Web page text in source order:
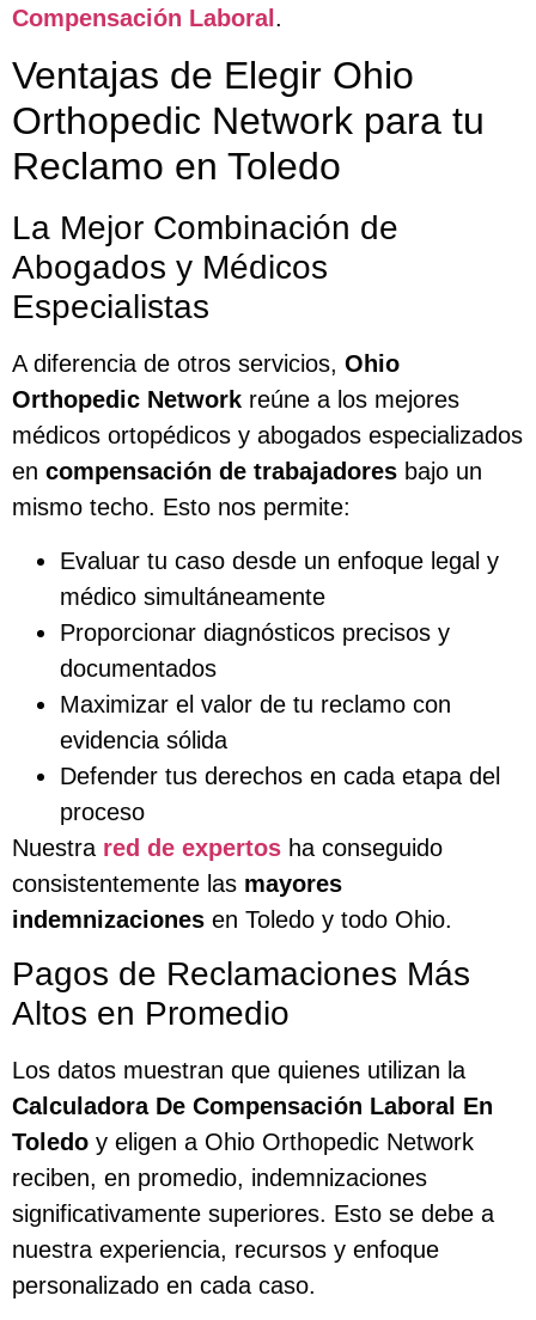
Compensación Laboral .
Ventajas de Elegir Ohio
Orthopedic Network para tu
Reclamo en Toledo
La Mejor Combinación de
Abogados y Médicos
Especialistas
A diferencia de otros servicios, Ohio
Orthopedic Network reúne a los mejores
médicos ortopédicos y abogados especializados
en compensación de trabajadores bajo un
mismo techo. Esto nos permite:
Evaluar tu caso desde un enfoque legal y
médico simultáneamente
Proporcionar diagnósticos precisos y
documentados
Maximizar el valor de tu reclamo con
evidencia sólida
Defender tus derechos en cada etapa del
proceso
Nuestra red de expertos ha conseguido
consistentemente las mayores
indemnizaciones en Toledo y todo Ohio.
Pagos de Reclamaciones Más
Altos en Promedio
Los datos muestran que quienes utilizan la
Calculadora De Compensación Laboral En
Toledo y eligen a Ohio Orthopedic Network
reciben, en promedio, indemnizaciones
significativamente superiores. Esto se debe a
nuestra experiencia, recursos y enfoque
personalizado en cada caso.